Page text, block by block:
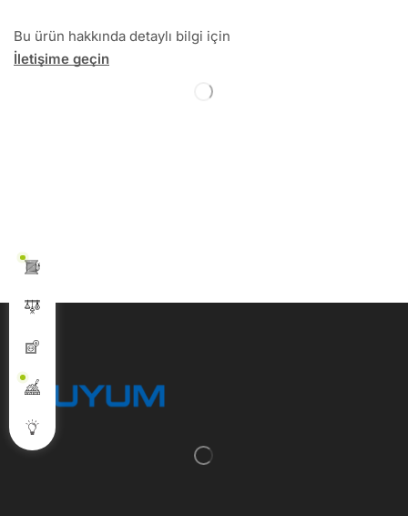
Bu ürün hakkında detaylı bilgi için
İletişime geçin